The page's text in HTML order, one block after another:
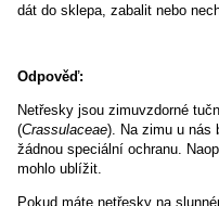
dát do sklepa, zabalit nebo
Odpověď:
Netřesky jsou zimuvzdorné
(Crassulaceae). Na zimu u nás
žádnou speciální ochranu.
mohlo ublížit.
Pokud máte netřesky na